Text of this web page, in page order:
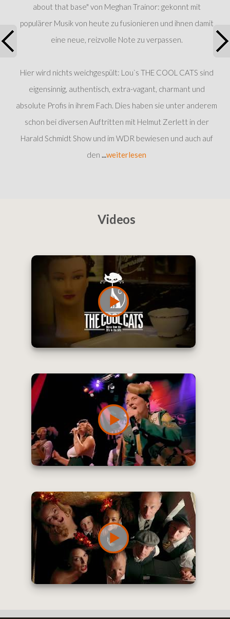
about that base" von Meghan Trainor: gekonnt mit
populärer Musik von heute zu fusionieren und ihnen damit
eine neue, reizvolle Note zu verpassen.
Hier wird nichts weichgespült: Lou`s THE COOL CATS sind
eigensinnig, authentisch, extra-vagant, charmant und
absolute Profis in ihrem Fach. Dies haben sie unter anderem
schon bei diversen Auftritten mit Helmut Zerlett in der
Harald Schmidt Show und im WDR bewiesen und auch auf
den
weiterlesen
Videos